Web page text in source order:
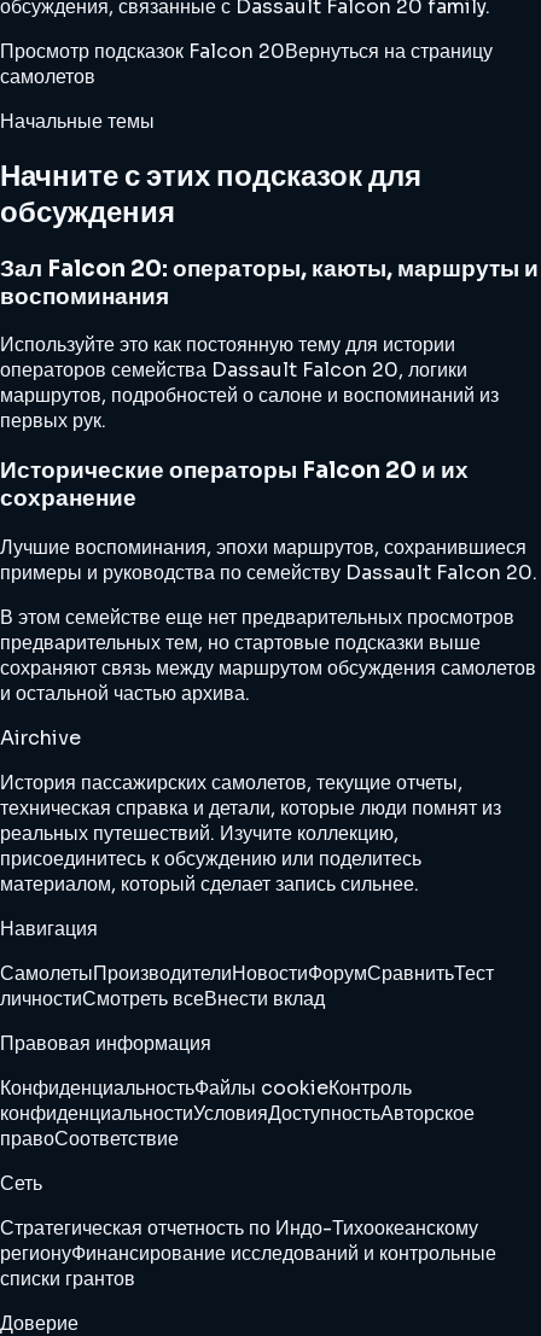
обсуждения, связанные с Dassault Falcon 20 family.
Просмотр подсказок Falcon 20Вернуться на страницу
самолетов
Начальные темы
Начните с этих подсказок для
обсуждения
Зал Falcon 20: операторы, каюты, маршруты и
воспоминания
Используйте это как постоянную тему для истории
операторов семейства Dassault Falcon 20, логики
маршрутов, подробностей о салоне и воспоминаний из
первых рук.
Исторические операторы Falcon 20 и их
сохранение
Лучшие воспоминания, эпохи маршрутов, сохранившиеся
примеры и руководства по семейству Dassault Falcon 20.
В этом семействе еще нет предварительных просмотров
предварительных тем, но стартовые подсказки выше
сохраняют связь между маршрутом обсуждения самолетов
и остальной частью архива.
Airchive
История пассажирских самолетов, текущие отчеты,
техническая справка и детали, которые люди помнят из
реальных путешествий. Изучите коллекцию,
присоединитесь к обсуждению или поделитесь
материалом, который сделает запись сильнее.
Навигация
СамолетыПроизводителиНовостиФорумСравнитьТест
личностиСмотреть всеВнести вклад
Правовая информация
КонфиденциальностьФайлы cookieКонтроль
конфиденциальностиУсловияДоступностьАвторское
правоСоответствие
Сеть
Стратегическая отчетность по Индо-Тихоокеанскому
регионуФинансирование исследований и контрольные
списки грантов
Доверие